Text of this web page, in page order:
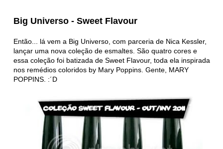
Big Universo - Sweet Flavour
Então... lá vem a Big Universo, com parceria de Nica Kessler,
lançar uma nova coleção de esmaltes. São quatro cores e
essa coleção foi batizada de Sweet Flavour, toda ela inspirada
nos remédios coloridos by Mary Poppins. Gente, MARY
POPPINS. :´D